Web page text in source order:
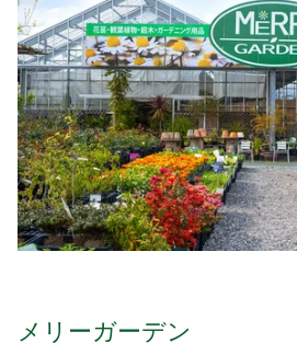
メリーガーデン